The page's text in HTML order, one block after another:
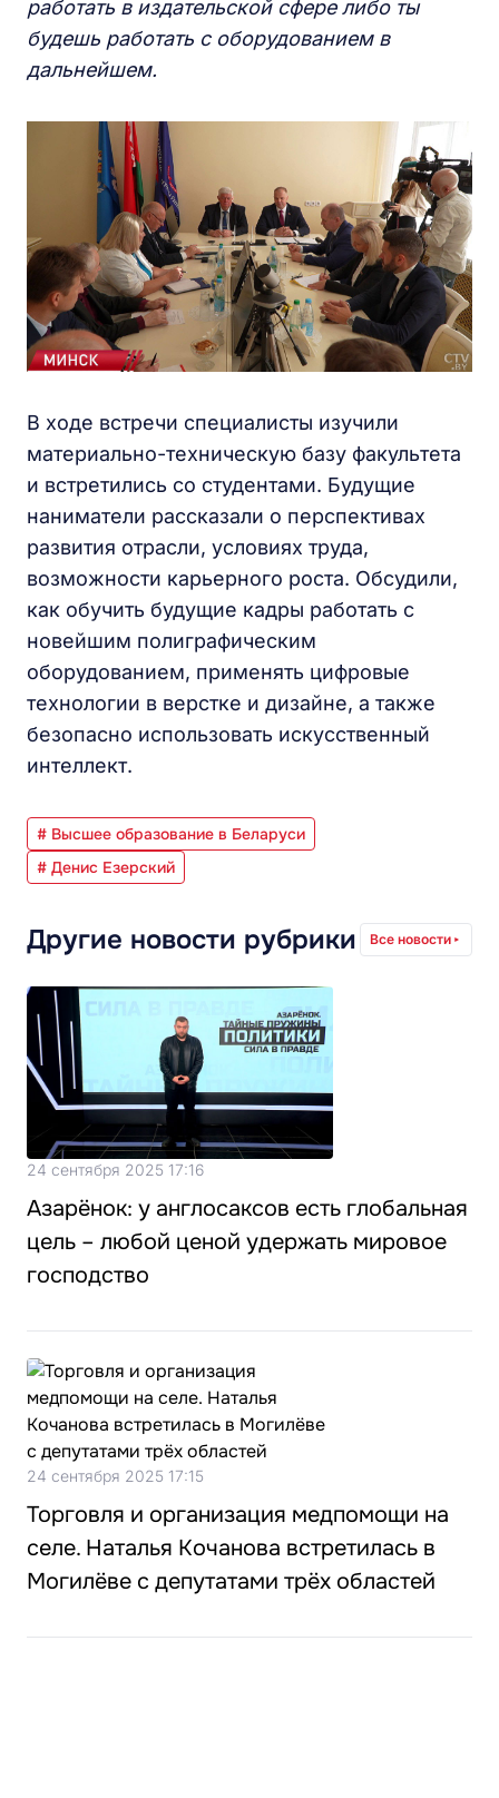
работать в издательской сфере либо ты
будешь работать с оборудованием в
дальнейшем.
В ходе встречи специалисты изучили
материально-техническую базу факультета
и встретились со студентами. Будущие
наниматели рассказали о перспективах
развития отрасли, условиях труда,
возможности карьерного роста. Обсудили,
как обучить будущие кадры работать с
новейшим полиграфическим
оборудованием, применять цифровые
технологии в верстке и дизайне, а также
безопасно использовать искусственный
интеллект.
# Высшее образование в Беларуси
# Денис Езерский
Другие новости рубрики Все новости
24 сентября 2025 17:16
Азарёнок: у англосаксов есть глобальная
цель – любой ценой удержать мировое
господство
24 сентября 2025 17:15
Торговля и организация медпомощи на
селе. Наталья Кочанова встретилась в
Могилёве с депутатами трёх областей